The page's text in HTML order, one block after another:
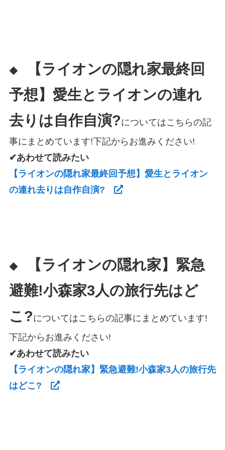
◆
【ライオンの隠れ家最終回
予想】愛生とライオンの連れ
去りは自作自演?についてはこちらの記
事にまとめています!下記からお進みください!
✔あわせて読みたい
【ライオンの隠れ家最終回予想】愛生とライオン
の連れ去りは自作自演?
◆
【ライオンの隠れ家】緊急
避難!小森家3人の旅行先はど
こ?についてはこちらの記事にまとめています!
下記からお進みください!
✔あわせて読みたい
【ライオンの隠れ家】緊急避難!小森家3人の旅行先
はどこ?